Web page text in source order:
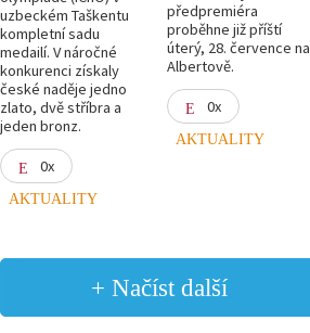
uzbeckém Taškentu
kompletní sadu
medailí. V náročné
konkurenci získaly
české naděje jedno
zlato, dvě stříbra a
jeden bronz.
0x
AKTUALITY
předpremiéra
proběhne již příští
úterý, 28. července na
Albertově.
0x
AKTUALITY
+ Načíst další